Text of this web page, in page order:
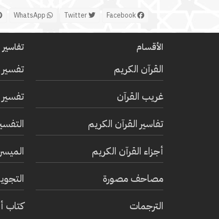
Facebook
Twitter
الأقسام
القرآن الكريم
غريب القرآن
تفاسير القرآن الكريم
أجزاء القرآن الكريم
مصاحف مصورة
الترجمات
تفسير
كتاب